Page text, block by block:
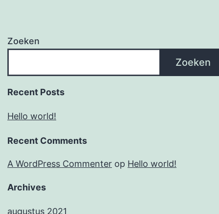
Zoeken
Zoeken
Recent Posts
Hello world!
Recent Comments
A WordPress Commenter op Hello world!
Archives
augustus 2021